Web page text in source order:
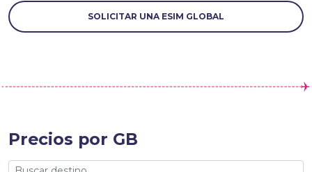
SOLICITAR UNA ESIM GLOBAL
Precios por GB